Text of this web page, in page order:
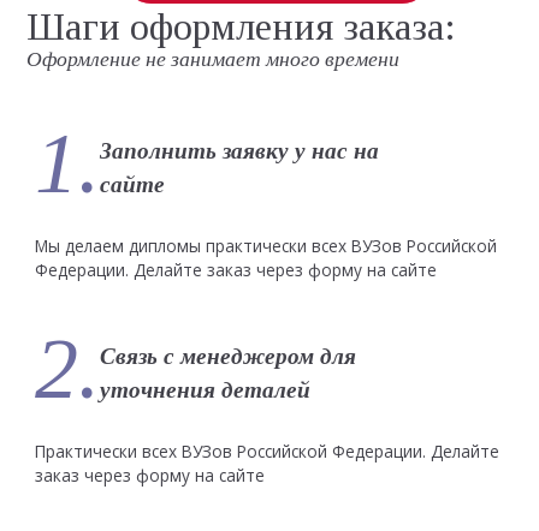
Шаги оформления заказа:
Оформление не занимает много времени
1. Заполнить заявку у нас на
сайте
Мы делаем дипломы практически всех ВУЗов Российской
Федерации. Делайте заказ через форму на сайте
2. Связь с менеджером для
уточнения деталей
Практически всех ВУЗов Российской Федерации. Делайте
заказ через форму на сайте